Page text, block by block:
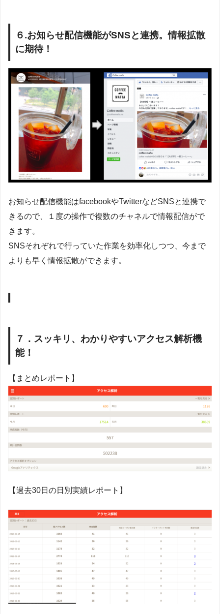
６.お知らせ配信機能がSNSと連携。情報拡散
に期待！
お知らせ配信機能はfacebookやTwitterなどSNSと連携で
きるので、１度の操作で複数のチャネルで情報配信がで
きます。
SNSそれぞれで行っていた作業を効率化しつつ、今まで
よりも早く情報拡散ができます。
７．スッキリ、わかりやすいアクセス解析機
能！
【まとめレポート】
【過去30日の日別実績レポート】